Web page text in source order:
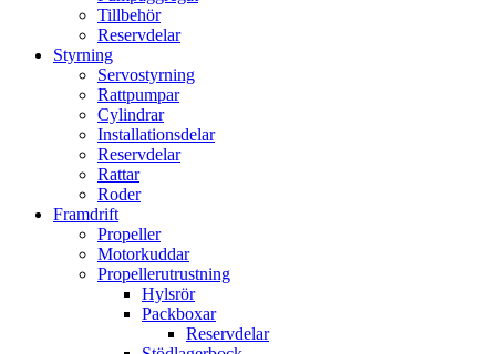
Tillbehör
Reservdelar
Styrning
Servostyrning
Rattpumpar
Cylindrar
Installationsdelar
Reservdelar
Rattar
Roder
Framdrift
Propeller
Motorkuddar
Propellerutrustning
Hylsrör
Packboxar
Reservdelar